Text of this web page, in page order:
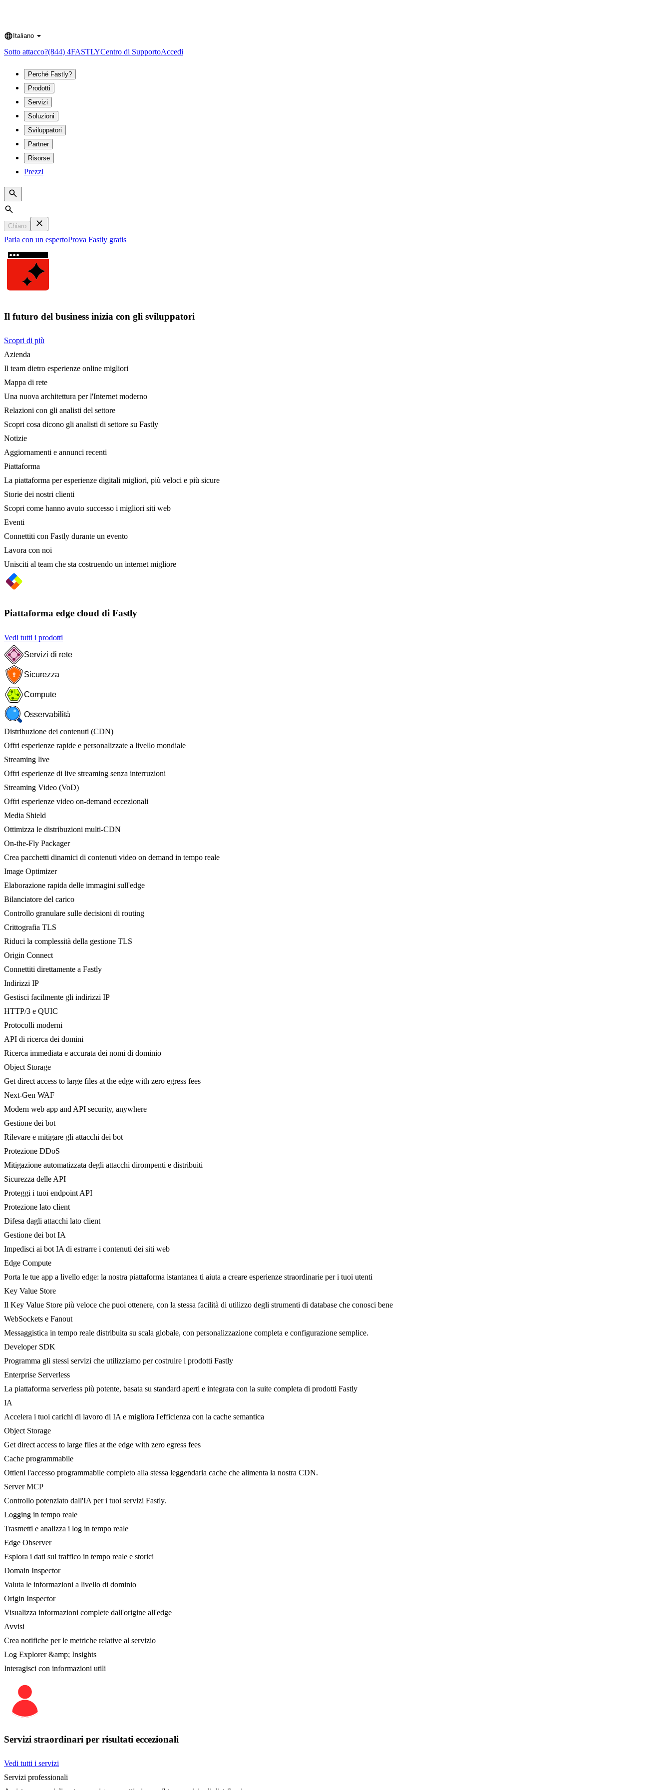
Language
Italiano
Sotto attacco?(844) 4FASTLYCentro di SupportoAccedi
Perché Fastly?
Prodotti
Servizi
Soluzioni
Sviluppatori
Partner
Risorse
Prezzi
Search
Chiaro
Parla con un espertoProva Fastly gratis
Il futuro del business inizia con gli sviluppatori
Scopri di più
Azienda
Il team dietro esperienze online migliori
Mappa di rete
Una nuova architettura per l'Internet moderno
Relazioni con gli analisti del settore
Scopri cosa dicono gli analisti di settore su Fastly
Notizie
Aggiornamenti e annunci recenti
Piattaforma
La piattaforma per esperienze digitali migliori, più veloci e più sicure
Storie dei nostri clienti
Scopri come hanno avuto successo i migliori siti web
Eventi
Connettiti con Fastly durante un evento
Lavora con noi
Unisciti al team che sta costruendo un internet migliore
Piattaforma edge cloud di Fastly
Vedi tutti i prodotti
Servizi di rete
Sicurezza
Compute
Osservabilità
Distribuzione dei contenuti (CDN)
Offri esperienze rapide e personalizzate a livello mondiale
Streaming live
Offri esperienze di live streaming senza interruzioni
Streaming Video (VoD)
Offri esperienze video on-demand eccezionali
Media Shield
Ottimizza le distribuzioni multi-CDN
On-the-Fly Packager
Crea pacchetti dinamici di contenuti video on demand in tempo reale
Image Optimizer
Elaborazione rapida delle immagini sull'edge
Bilanciatore del carico
Controllo granulare sulle decisioni di routing
Crittografia TLS
Riduci la complessità della gestione TLS
Origin Connect
Connettiti direttamente a Fastly
Indirizzi IP
Gestisci facilmente gli indirizzi IP
HTTP/3 e QUIC
Protocolli moderni
API di ricerca dei domini
Ricerca immediata e accurata dei nomi di dominio
Object Storage
Get direct access to large files at the edge with zero egress fees
Next-Gen WAF
Modern web app and API security, anywhere
Gestione dei bot
Rilevare e mitigare gli attacchi dei bot
Protezione DDoS
Mitigazione automatizzata degli attacchi dirompenti e distribuiti
Sicurezza delle API
Proteggi i tuoi endpoint API
Protezione lato client
Difesa dagli attacchi lato client
Gestione dei bot IA
Impedisci ai bot IA di estrarre i contenuti dei siti web
Edge Compute
Porta le tue app a livello edge: la nostra piattaforma istantanea ti aiuta a creare esperienze straordinarie per i tuoi utenti
Key Value Store
Il Key Value Store più veloce che puoi ottenere, con la stessa facilità di utilizzo degli strumenti di database che conosci bene
WebSockets e Fanout
Messaggistica in tempo reale distribuita su scala globale, con personalizzazione completa e configurazione semplice.
Developer SDK
Programma gli stessi servizi che utilizziamo per costruire i prodotti Fastly
Enterprise Serverless
La piattaforma serverless più potente, basata su standard aperti e integrata con la suite completa di prodotti Fastly
IA
Accelera i tuoi carichi di lavoro di IA e migliora l'efficienza con la cache semantica
Object Storage
Get direct access to large files at the edge with zero egress fees
Cache programmabile
Ottieni l'accesso programmabile completo alla stessa leggendaria cache che alimenta la nostra CDN.
Server MCP
Controllo potenziato dall'IA per i tuoi servizi Fastly.
Logging in tempo reale
Trasmetti e analizza i log in tempo reale
Edge Observer
Esplora i dati sul traffico in tempo reale e storici
Domain Inspector
Valuta le informazioni a livello di dominio
Origin Inspector
Visualizza informazioni complete dall'origine all'edge
Avvisi
Crea notifiche per le metriche relative al servizio
Log Explorer &amp; Insights
Interagisci con informazioni utili
Servizi straordinari per risultati eccezionali
Vedi tutti i servizi
Servizi professionali